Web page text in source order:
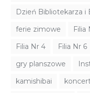
Dzień Bibliotekarza i
ferie zimowe
Filia
Filia Nr 4
Filia Nr 6
gry planszowe
kamishibai